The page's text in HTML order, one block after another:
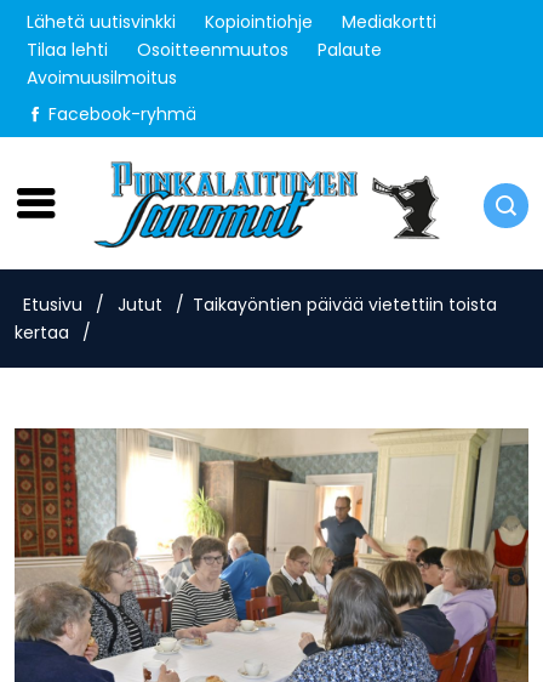
Lähetä uutisvinkki Kopiointiohje
Mediakortti
Tilaa lehti
Osoitteenmuutos
Palaute
Avoimuusilmoitus
Facebook-ryhmä
Lauantai 8.8.2026
Etusivu / Jutut / Taikayöntien päivää vietettiin toista
kertaa
/